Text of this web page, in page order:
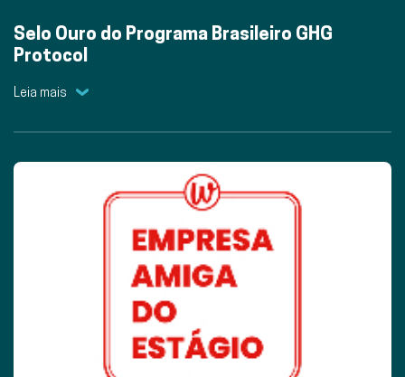
Selo Ouro do Programa Brasileiro GHG
Protocol
Leia mais